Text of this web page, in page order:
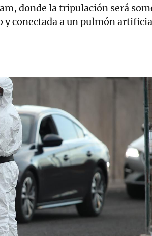
donde la tripulación será
y conectada a un pulmón